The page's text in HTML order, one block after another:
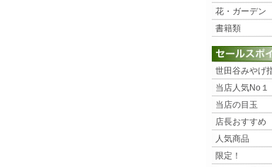
花・ガーデン
書籍類
世田谷みやげ
当店人気No１
当店の目玉
店長おすすめ
人気商品
限定！